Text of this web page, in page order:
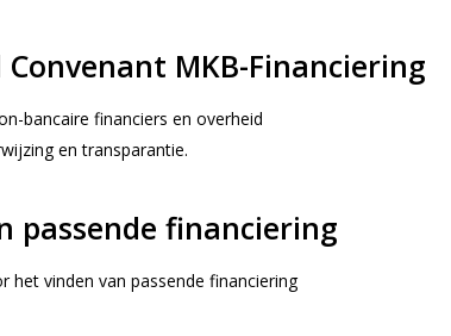
MKB-Financiering
bancaire financiers en overheid
en transparantie.
passende financiering
het vinden van passende financiering